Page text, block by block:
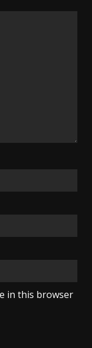
in this browser